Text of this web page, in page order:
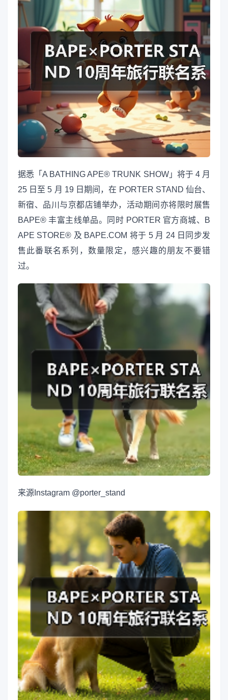
据悉「A BATHING APE® TRUNK SHOW」将于 4 月
25 日至 5 月 19 日期间，在 PORTER STAND 仙台、
新宿、品川与京都店铺举办，活动期间亦将限时展售
BAPE® 丰富主线单品。同时 PORTER 官方商城、B
APE STORE® 及 BAPE.COM 将于 5 月 24 日同步发
售此番联名系列，数量限定，感兴趣的朋友不要错
过。
来源 Instagram @porter_stand